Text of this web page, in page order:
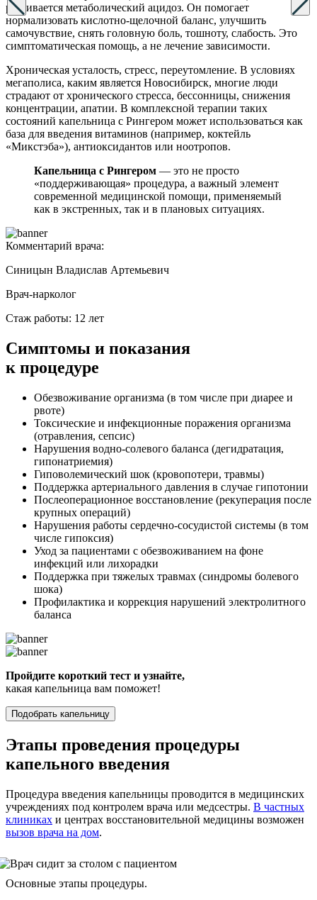
развивается метаболический ацидоз. Он помогает
нормализовать кислотно-щелочной баланс, улучшить
самочувствие, снять головную боль, тошноту, слабость. Это
симптоматическая помощь, а не лечение зависимости.
Хроническая усталость, стресс, переутомление. В условиях
мегаполиса, каким является Новосибирск, многие люди
страдают от хронического стресса, бессонницы, снижения
концентрации, апатии. В комплексной терапии таких
состояний капельница с Рингером может использоваться как
база для введения витаминов (например, коктейль
«Микстэба»), антиоксидантов или ноотропов.
Капельница с Рингером — это не просто
«поддерживающая» процедура, а важный элемент
современной медицинской помощи, применяемый
как в экстренных, так и в плановых ситуациях.
Комментарий врача:
Синицын Владислав Артемьевич
Врач-нарколог
Стаж работы: 12 лет
Симптомы и показания
к процедуре
Обезвоживание организма (в том числе при диарее и
рвоте)
Токсические и инфекционные поражения организма
(отравления, сепсис)
Нарушения водно-солевого баланса (дегидратация,
гипонатриемия)
Гиповолемический шок (кровопотери, травмы)
Поддержка артериального давления в случае гипотонии
Послеоперационное восстановление (рекуперация после
крупных операций)
Нарушения работы сердечно-сосудистой системы (в том
числе гипоксия)
Уход за пациентами с обезвоживанием на фоне
инфекций или лихорадки
Поддержка при тяжелых травмах (синдромы болевого
шока)
Профилактика и коррекция нарушений электролитного
баланса
Пройдите короткий тест и узнайте,
какая капельница вам поможет!
Подобрать капельницу
Этапы проведения процедуры
капельного введения
Процедура введения капельницы проводится в медицинских
учреждениях под контролем врача или медсестры. В частных
клиниках и центрах восстановительной медицины возможен
вызов врача на дом.
Основные этапы процедуры.